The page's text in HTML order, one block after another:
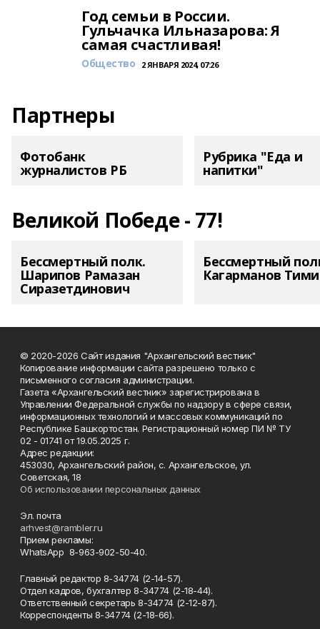
Год семьи в России.
Гульчачка Ильназарова: Я
самая счастливая!
Общество 2 ЯНВАРЯ 2024, 07:26
Партнеры
Фотобанк
журналистов РБ
Рубрика "Еда и
напитки"
Великой Победе - 77!
Бессмертный полк.
Шарипов Рамазан
Сиразетдинович
Бессмертный
Кагарманов
© 2020-2026 Сайт издания "Архангельский вестник"
Копирование информации сайта разрешено только с
письменного согласия администрации.
Газета «Архангельский вестник» зарегистрирована в
Управлении Федеральной службы по надзору в сфере связи,
информационных технологий и массовых коммуникаций по
Республике Башкортостан. Регистрационный номер ПИ № ТУ
02 - 01741 от 19.05.2025 г.
Адрес редакции:
453030, Архангельский район, с. Архангельское, ул.
Советская, 18
Об использовании персональных данных
Эл. почта
arhvest@rambler.ru
Прием рекламы:
WhatsApp 8-963-902-50-40.
Главный редактор 8-34774 (2-14-57).
Отдел кадров, бухгалтер 8-34774 (2-18-44).
Ответственный секретарь 8-34774 (2-12-87).
Корреспонденты 8-34774 (2-18-66).